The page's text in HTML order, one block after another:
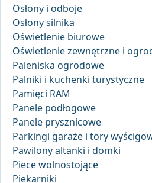
Osłony i odboje
Osłony silnika
Oświetlenie biurowe
Oświetlenie zewnętrzne i
Paleniska ogrodowe
Palniki i kuchenki turystyczne
Pamięci RAM
Panele podłogowe
Panele prysznicowe
Parkingi garaże i tory
Pawilony altanki i domki
Piece wolnostojące
Piekarniki